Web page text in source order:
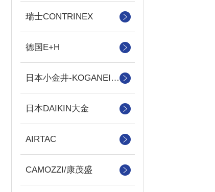
瑞士CONTRINEX
德国E+H
日本小金井-KOGANEI气缸
日本DAIKIN大金
AIRTAC
CAMOZZI/康茂盛